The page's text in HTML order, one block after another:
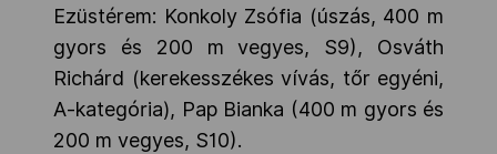
Ezüstérem: Konkoly Zsófia (úszás, 400 m
gyors és 200 m vegyes, S9), Osváth
Richárd (kerekesszékes vívás, tőr egyéni,
A-kategória), Pap Bianka (400 m gyors és
200 m vegyes, S10).